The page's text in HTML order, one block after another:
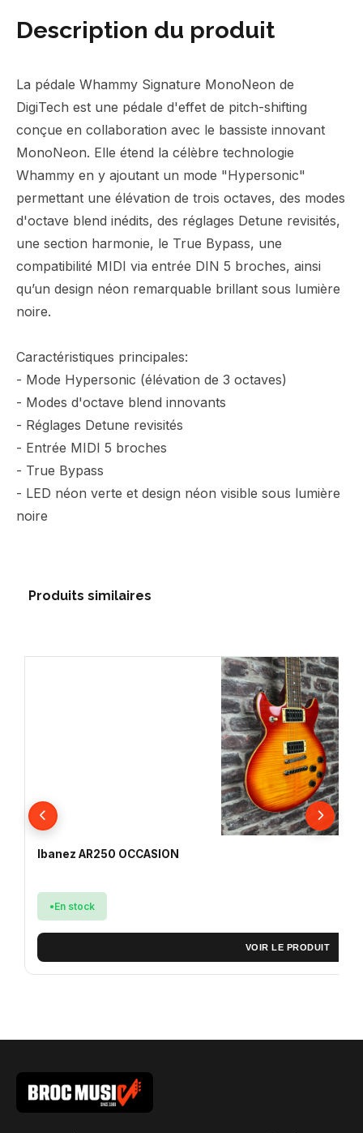
Description du produit
La pédale Whammy Signature MonoNeon de
DigiTech est une pédale d'effet de pitch-shifting
conçue en collaboration avec le bassiste innovant
MonoNeon. Elle étend la célèbre technologie
Whammy en y ajoutant un mode "Hypersonic"
permettant une élévation de trois octaves, des modes
d'octave blend inédits, des réglages Detune revisités,
une section harmonie, le True Bypass, une
compatibilité MIDI via entrée DIN 5 broches, ainsi
qu’un design néon remarquable brillant sous lumière
noire.
Caractéristiques principales:
- Mode Hypersonic (élévation de 3 octaves)
- Modes d'octave blend innovants
- Réglages Detune revisités
- Entrée MIDI 5 broches
- True Bypass
- LED néon verte et design néon visible sous lumière
noire
Produits similaires
Ibanez AR250 OCCASION
En stock
VOIR LE PRODUIT